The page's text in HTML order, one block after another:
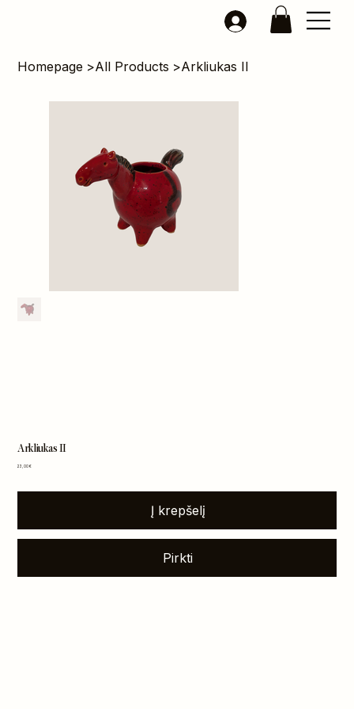
Homepage >All Products >Arkliukas II
Arkliukas II
Kaina
23,00 €
Į krepšelį
Pirkti